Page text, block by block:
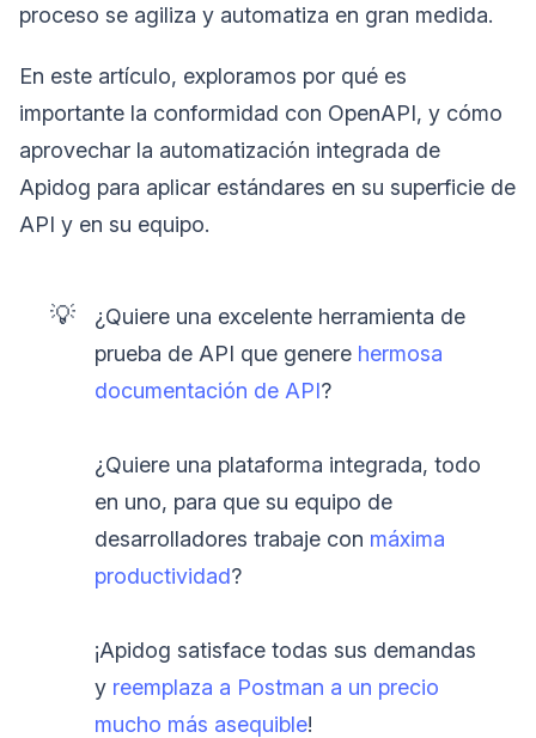
proceso se agiliza y automatiza en gran medida.
En este artículo, exploramos por qué es
importante la conformidad con OpenAPI, y cómo
aprovechar la automatización integrada de
Apidog para aplicar estándares en su superficie de
API y en su equipo.
💡
¿Quiere una excelente herramienta de
prueba de API que genere hermosa
documentación de API?
¿Quiere una plataforma integrada, todo
en uno, para que su equipo de
desarrolladores trabaje con máxima
productividad?
¡Apidog satisface todas sus demandas
y reemplaza a Postman a un precio
mucho más asequible!